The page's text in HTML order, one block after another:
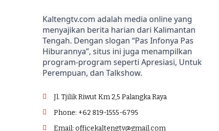
Kaltengtv.com adalah media online yang
menyajikan berita harian dari Kalimantan
Tengah. Dengan slogan “Pas Infonya Pas
Hiburannya”, situs ini juga menampilkan
program-program seperti Apresiasi, Untuk
Perempuan, dan Talkshow.
Jl. Tjilik Riwut Km 2,5 Palangka Raya
Phone: +62 819-1555-6795
Email: officekaltengtv@gmail.com